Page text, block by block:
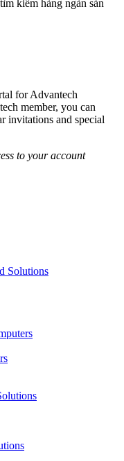
kiếm hàng ngàn sản
for Advantech
member, you can
invitations and special
to your account
Solutions